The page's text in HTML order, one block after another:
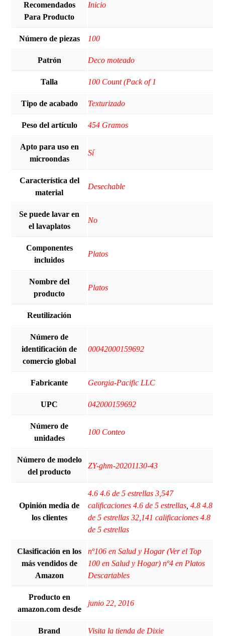
Recomendados
Para Producto
Inicio
Número de piezas 100
Patrón Deco moteado
Talla 100 Count (Pack of 1
Tipo de acabado Texturizado
Peso del artículo 454 Gramos
Apto para uso en
microondas
Sí
Característica del
material
Desechable
Se puede lavar en
el lavaplatos
‎No
Componentes
incluidos
Platos
Nombre del
producto
Platos
Reutilización
Número de
identificación de
comercio global
00042000159692
Fabricante Georgia-Pacific LLC
UPC 042000159692
Número de
unidades
100 Conteo
Número de modelo
del producto
ZY-ghm-20201130-43
Opinión media de
los clientes
4.6 4.6 de 5 estrellas 3,547
calificaciones 4.6 de 5 estrellas ,4.8 4.8
de 5 estrellas 32,141 calificaciones 4.8
de 5 estrellas
Clasificación en los
más vendidos de
Amazon
nº106 en Salud y Hogar (Ver el Top
100 en Salud y Hogar) nº4 en Platos
Descartables
Producto en
amazon.com desde
junio 22, 2016
Brand Visita la tienda de Dixie